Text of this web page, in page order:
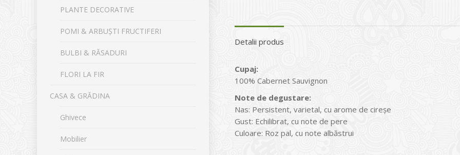
Detalii produs
Cupaj:
100% Cabernet Sauvignon
Note de degustare:
Nas: Persistent, varietal, cu arome de cireșe
Gust: Echilibrat, cu note de pere
Culoare: Roz pal, cu note albăstrui
PLANTE DECORATIVE
POMI & ARBUȘTI FRUCTIFERI
BULBI & RĂSADURI
FLORI LA FIR
CASA & GRĂDINA
Ghivece
Mobilier